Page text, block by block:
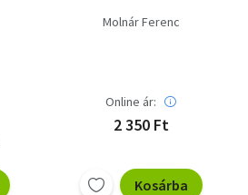
Molnár Ferenc
Online ár:
2 350 Ft
Kosárba